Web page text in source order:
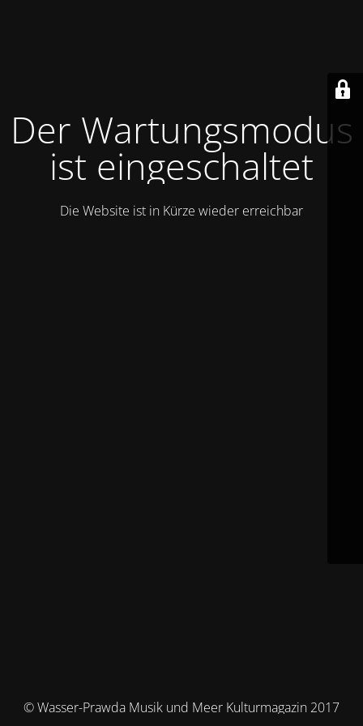
Der Wartungsmodus
ist eingeschaltet
Die Website ist in Kürze wieder erreichbar
© Wasser-Prawda Musik und Meer Kulturmagazin 2017